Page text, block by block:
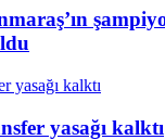
yasağı kalktı